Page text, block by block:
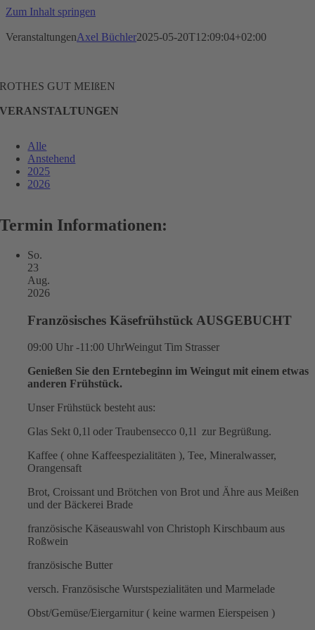
Zum Inhalt springen
VeranstaltungenAxel Büchler2025-05-20T12:09:04+02:00
ROTHES GUT MEIßEN
VERANSTALTUNGEN
Alle
Anstehend
2025
2026
Termin Informationen:
So.
23
Aug.
2026
Französisches Käsefrühstück AUSGEBUCHT
09:00 Uhr -11:00 UhrWeingut Tim Strasser
Genießen Sie den Erntebeginn im Weingut mit einem etwas
anderen Frühstück.
Unser Frühstück besteht aus:
Glas Sekt 0,1l oder Traubensecco 0,1l zur Begrüßung.
Kaffee ( ohne Kaffeespezialitäten ), Tee, Mineralwasser,
Orangensaft
Brot, Croissant und Brötchen von Brot und Ähre aus Meißen
und der Bäckerei Brade
französische Käseauswahl von Christoph Kirschbaum aus
Roßwein
französische Butter
versch. Französische Wurstspezialitäten und Marmelade
Obst/Gemüse/Eiergarnitur ( keine warmen Eierspeisen )